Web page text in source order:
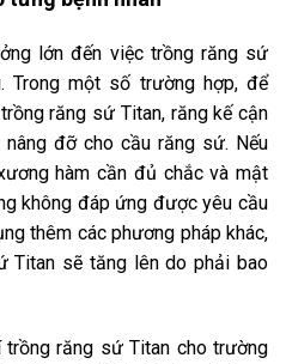
lớn đến việc trồng răng sứ
Trong một số trường hợp, để
răng sứ Titan, răng kế cận
đỡ cho cầu răng sứ. Nếu
hàm cần đủ chắc và mật
không đáp ứng được yêu cầu
thêm các phương pháp khác,
Titan sẽ tăng lên do phải bao
răng sứ Titan cho trường